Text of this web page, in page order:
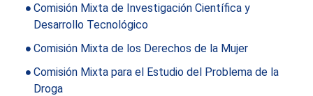
Comisión Mixta de Investigación Científica y
Desarrollo Tecnológico
Comisión Mixta de los Derechos de la Mujer
Comisión Mixta para el Estudio del Problema de la
Droga